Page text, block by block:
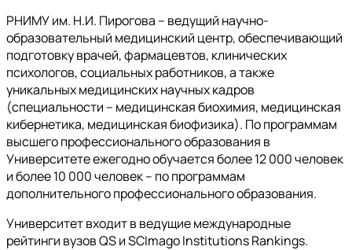
РНИМУ им. Н.И. Пирогова – ведущий научно-
образовательный медицинский центр, обеспечивающий
подготовку врачей, фармацевтов, клинических
психологов, социальных работников, а также
уникальных медицинских научных кадров
(специальности – медицинская биохимия, медицинская
кибернетика, медицинская биофизика). По программам
высшего профессионального образования в
Университете ежегодно обучается более 12 000 человек
и более 10 000 человек – по программам
дополнительного профессионального образования.
Университет входит в ведущие международные
рейтинги вузов QS и SCImago Institutions Rankings.